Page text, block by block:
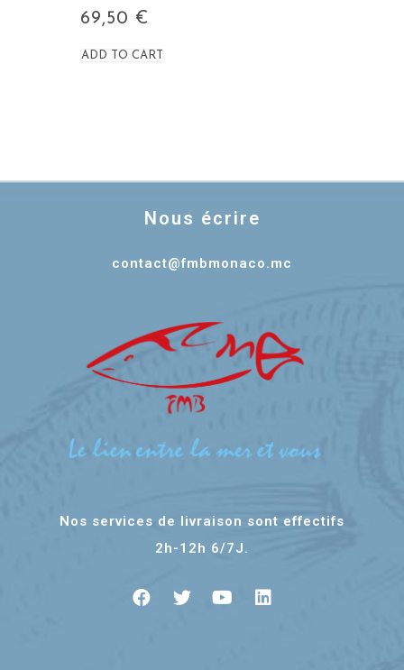
69,50 €
ADD TO CART
Nous écrire
contact@fmbmonaco.mc
Nos services de livraison sont effectifs
2h-12h 6/7J.